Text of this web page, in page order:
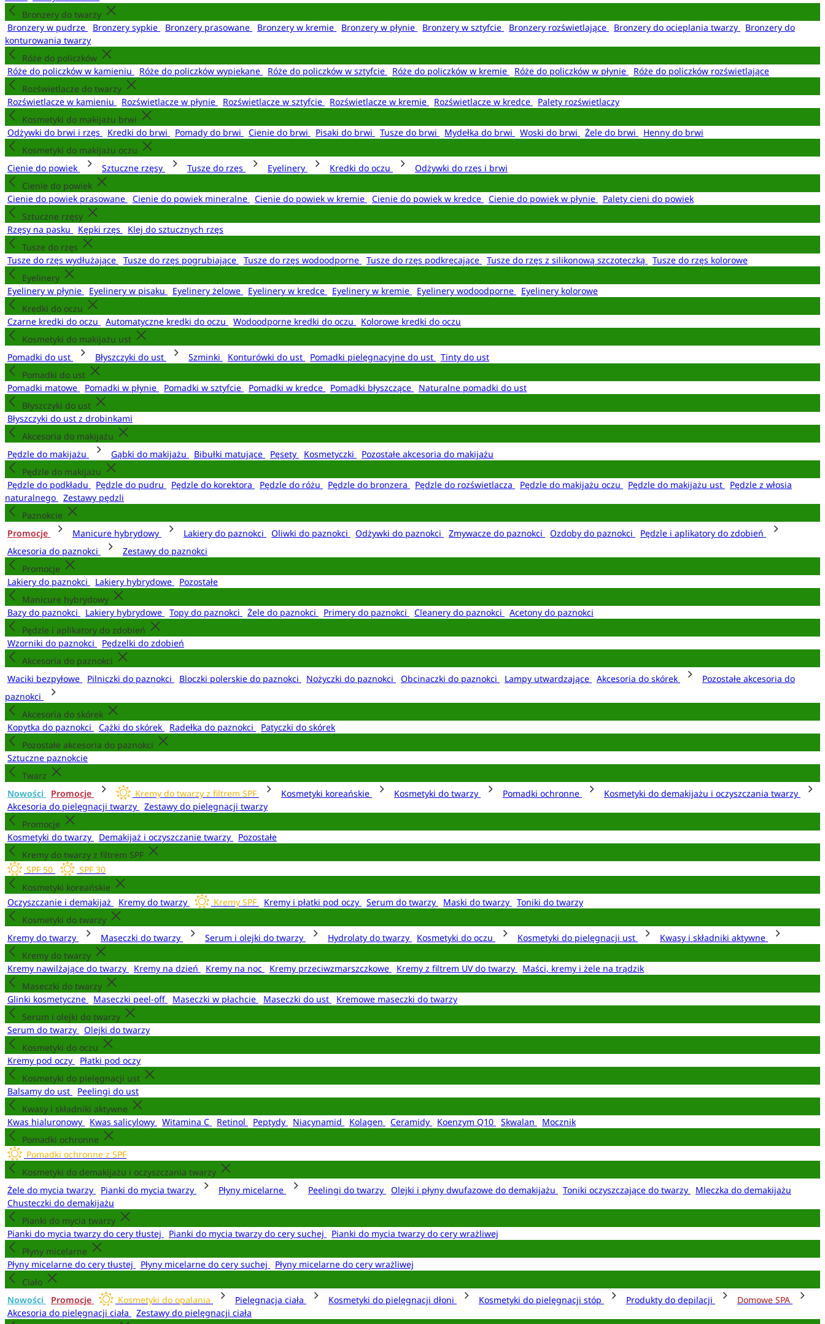
Bronzery do twarzy
Bronzery w pudrze
Bronzery sypkie Bronzery prasowane Bronzery w kremie Bronzery w płynie Bronzery w sztyfcie Bronzery rozświetlające Bronzery do ocieplania twarzy
Bronzery do
konturowania twarzy
Róże do policzków
Róże do policzków w kamieniu
Róże do policzków wypiekane Róże do policzków w sztyfcie Róże do policzków w kremie Róże do policzków w płynie
Róże do policzków rozświetlające
Rozświetlacze do twarzy
Rozświetlacze w kamieniu
Rozświetlacze w płynie Rozświetlacze w sztyfcie Rozświetlacze w kremie Rozświetlacze w kredce
Palety rozświetlaczy
Kosmetyki do makijażu brwi
Odżywki do brwi i rzęs
Kredki do brwi Pomady do brwi Cienie do brwi Pisaki do brwi Tusze do brwi Mydełka do brwi Woski do brwi Żele do brwi
Henny do brwi
Kosmetyki do makijażu oczu
Cienie do powiek
Sztuczne rzęsy Tusze do rzęs Eyelinery Kredki do oczu
Odżywki do rzęs i brwi
Cienie do powiek
Cienie do powiek prasowane
Cienie do powiek mineralne Cienie do powiek w kremie Cienie do powiek w kredce Cienie do powiek w płynie
Palety cieni do powiek
Sztuczne rzęsy
Rzęsy na pasku
Kępki rzęs
Klej do sztucznych rzęs
Tusze do rzęs
Tusze do rzęs wydłużające
Tusze do rzęs pogrubiające Tusze do rzęs wodoodporne Tusze do rzęs podkręcające Tusze do rzęs z silikonową szczoteczką
Tusze do rzęs kolorowe
Eyelinery
Eyelinery w płynie
Eyelinery w pisaku Eyelinery żelowe Eyelinery w kredce Eyelinery w kremie Eyelinery wodoodporne
Eyelinery kolorowe
Kredki do oczu
Czarne kredki do oczu
Automatyczne kredki do oczu Wodoodporne kredki do oczu
Kolorowe kredki do oczu
Kosmetyki do makijażu ust
Pomadki do ust
Błyszczyki do ust Szminki Konturówki do ust Pomadki pielęgnacyjne do ust
Tinty do ust
Pomadki do ust
Pomadki matowe
Pomadki w płynie Pomadki w sztyfcie Pomadki w kredce Pomadki błyszczące
Naturalne pomadki do ust
Błyszczyki do ust
Błyszczyki do ust z drobinkami
Akcesoria do makijażu
Pędzle do makijażu
Gąbki do makijażu Bibułki matujące Pęsety Kosmetyczki
Pozostałe akcesoria do makijażu
Pędzle do makijażu
Pędzle do podkładu
Pędzle do pudru Pędzle do korektora Pędzle do różu Pędzle do bronzera Pędzle do rozświetlacza Pędzle do makijażu oczu Pędzle do makijażu ust
Pędzle z włosia
naturalnego
Zestawy pędzli
Paznokcie
Promocje
Manicure hybrydowy Lakiery do paznokci Oliwki do paznokci Odżywki do paznokci Zmywacze do paznokci Ozdoby do paznokci
Pędzle i aplikatory do zdobień
Akcesoria do paznokci
Zestawy do paznokci
Promocje
Lakiery do paznokci
Lakiery hybrydowe
Pozostałe
Manicure hybrydowy
Bazy do paznokci
Lakiery hybrydowe Topy do paznokci Żele do paznokci Primery do paznokci Cleanery do paznokci
Acetony do paznokci
Pędzle i aplikatory do zdobień
Wzorniki do paznokci
Pędzelki do zdobień
Akcesoria do paznokci
Waciki bezpyłowe
Pilniczki do paznokci Bloczki polerskie do paznokci Nożyczki do paznokci Obcinaczki do paznokci Lampy utwardzające Akcesoria do skórek
Pozostałe akcesoria do
paznokci
Akcesoria do skórek
Kopytka do paznokci
Cążki do skórek Radełka do paznokci
Patyczki do skórek
Pozostałe akcesoria do paznokci
Sztuczne paznokcie
Twarz
Nowości
Promocje Kremy do twarzy z filtrem SPF Kosmetyki koreańskie Kosmetyki do twarzy Pomadki ochronne
Kosmetyki do demakijażu i oczyszczania twarzy
Akcesoria do pielęgnacji twarzy
Zestawy do pielęgnacji twarzy
Promocje
Kosmetyki do twarzy
Demakijaż i oczyszczanie twarzy
Pozostałe
Kremy do twarzy z filtrem SPF
SPF 50
SPF 30
Kosmetyki koreańskie
Oczyszczanie i demakijaż
Kremy do twarzy Kremy SPF Kremy i płatki pod oczy Serum do twarzy Maski do twarzy
Toniki do twarzy
Kosmetyki do twarzy
Kremy do twarzy
Maseczki do twarzy Serum i olejki do twarzy Hydrolaty do twarzy Kosmetyki do oczu Kosmetyki do pielęgnacji ust
Kwasy i składniki aktywne
Kremy do twarzy
Kremy nawilżające do twarzy
Kremy na dzień Kremy na noc Kremy przeciwzmarszczkowe Kremy z filtrem UV do twarzy
Maści, kremy i żele na trądzik
Maseczki do twarzy
Glinki kosmetyczne
Maseczki peel-off Maseczki w płachcie Maseczki do ust
Kremowe maseczki do twarzy
Serum i olejki do twarzy
Serum do twarzy
Olejki do twarzy
Kosmetyki do oczu
Kremy pod oczy
Płatki pod oczy
Kosmetyki do pielęgnacji ust
Balsamy do ust
Peelingi do ust
Kwasy i składniki aktywne
Kwas hialuronowy
Kwas salicylowy Witamina C Retinol Peptydy Niacynamid Kolagen Ceramidy Koenzym Q10 Skwalan
Mocznik
Pomadki ochronne
Pomadki ochronne z SPF
Kosmetyki do demakijażu i oczyszczania twarzy
Żele do mycia twarzy
Pianki do mycia twarzy Płyny micelarne Peelingi do twarzy Olejki i płyny dwufazowe do demakijażu Toniki oczyszczające do twarzy
Mleczka do demakijażu
Chusteczki do demakijażu
Pianki do mycia twarzy
Pianki do mycia twarzy do cery tłustej
Pianki do mycia twarzy do cery suchej
Pianki do mycia twarzy do cery wrażliwej
Płyny micelarne
Płyny micelarne do cery tłustej
Płyny micelarne do cery suchej
Płyny micelarne do cery wrażliwej
Ciało
Nowości
Promocje Kosmetyki do opalania Pielęgnacja ciała Kosmetyki do pielęgnacji dłoni Kosmetyki do pielęgnacji stóp Produkty do depilacji
Domowe SPA
Akcesoria do pielęgnacji ciała
Zestawy do pielęgnacji ciała